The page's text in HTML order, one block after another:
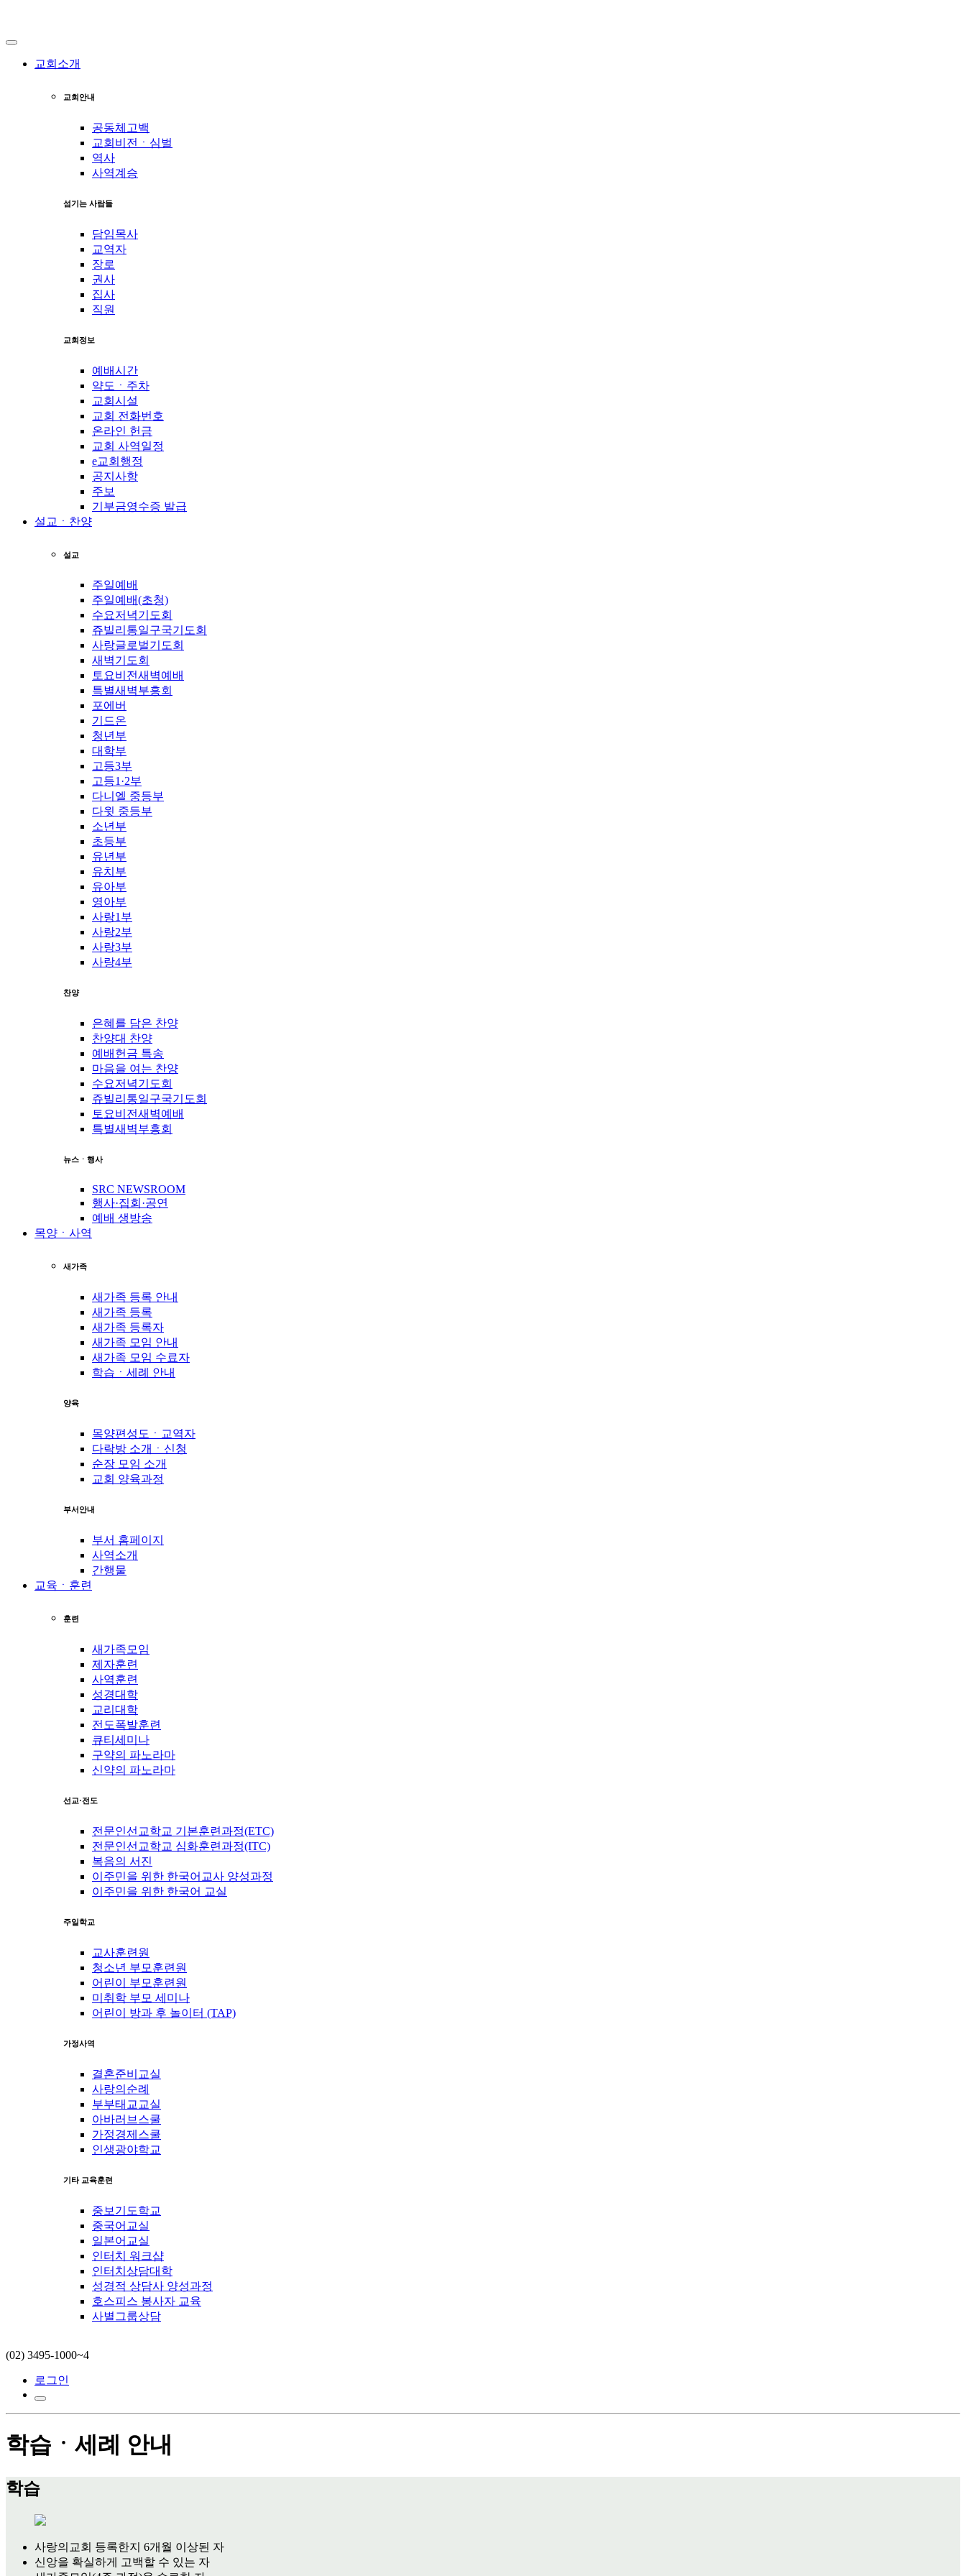
교회소개
교회안내
공동체고백
교회비전ㆍ심벌
역사
사역계승
섬기는 사람들
담임목사
교역자
장로
권사
집사
직원
교회정보
예배시간
약도ㆍ주차
교회시설
교회 전화번호
온라인 헌금
교회 사역일정
e교회행정
공지사항
주보
기부금영수증 발급
설교ㆍ찬양
설교
주일예배
주일예배(초청)
수요저녁기도회
쥬빌리통일구국기도회
사랑글로벌기도회
새벽기도회
토요비전새벽예배
특별새벽부흥회
포에버
기드온
청년부
대학부
고등3부
고등1·2부
다니엘 중등부
다윗 중등부
소년부
초등부
유년부
유치부
유아부
영아부
사랑1부
사랑2부
사랑3부
사랑4부
찬양
은혜를 담은 찬양
찬양대 찬양
예배헌금 특송
마음을 여는 찬양
수요저녁기도회
쥬빌리통일구국기도회
토요비전새벽예배
특별새벽부흥회
뉴스ㆍ행사
SRC NEWSROOM
행사·집회·공연
예배 생방송
목양ㆍ사역
새가족
새가족 등록 안내
새가족 등록
새가족 등록자
새가족 모임 안내
새가족 모임 수료자
학습ㆍ세례 안내
양육
목양편성도ㆍ교역자
다락방 소개ㆍ신청
순장 모임 소개
교회 양육과정
부서안내
부서 홈페이지
사역소개
간행물
교육ㆍ훈련
훈련
새가족모임
제자훈련
사역훈련
성경대학
교리대학
전도폭발훈련
큐티세미나
구약의 파노라마
신약의 파노라마
선교·전도
전문인선교학교 기본훈련과정(ETC)
전문인선교학교 심화훈련과정(ITC)
복음의 서진
이주민을 위한 한국어교사 양성과정
이주민을 위한 한국어 교실
주일학교
교사훈련원
청소년 부모훈련원
어린이 부모훈련원
미취학 부모 세미나
어린이 방과 후 놀이터 (TAP)
가정사역
결혼준비교실
사랑의순례
부부태교교실
아바러브스쿨
가정경제스쿨
인생광야학교
기타 교육훈련
중보기도학교
중국어교실
일본어교실
인터치 워크샵
인터치상담대학
성경적 상담사 양성과정
호스피스 봉사자 교육
사별그룹상담
(02) 3495-1000~4
로그인
학습ㆍ세례 안내
학습
사랑의교회 등록한지 6개월 이상된 자
신앙을 확실하게 고백할 수 있는 자